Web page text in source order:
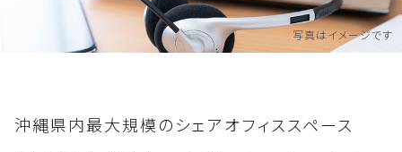
写真はイメージです
沖縄県内最大規模のシェアオフィススペース